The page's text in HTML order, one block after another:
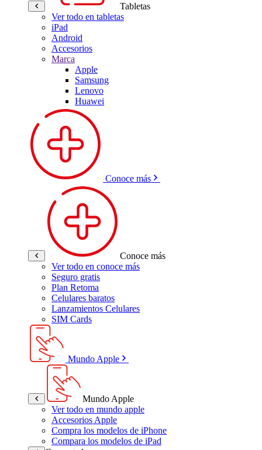
Tabletas
Ver todo en tabletas
iPad
Android
Accesorios
Marca
Apple
Samsung
Lenovo
Huawei
Conoce más
Conoce más
Ver todo en conoce más
Seguro gratis
Plan Retoma
Celulares baratos
Lanzamientos Celulares
SIM Cards
Mundo Apple
Mundo Apple
Ver todo en mundo apple
Accesorios Apple
Compra los modelos de iPhone
Compara los modelos de iPad